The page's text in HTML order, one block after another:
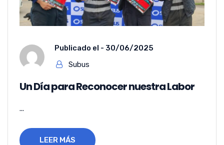
Publicado el - 30/06/2025
Subus
Un Día para Reconocer nuestra Labor
...
LEER MÁS